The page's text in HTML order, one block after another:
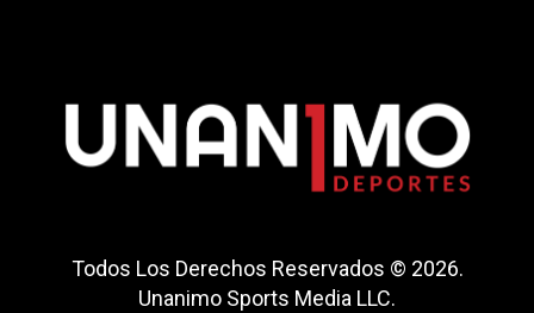
Todos Los Derechos Reservados © 2026.
Unanimo Sports Media LLC.